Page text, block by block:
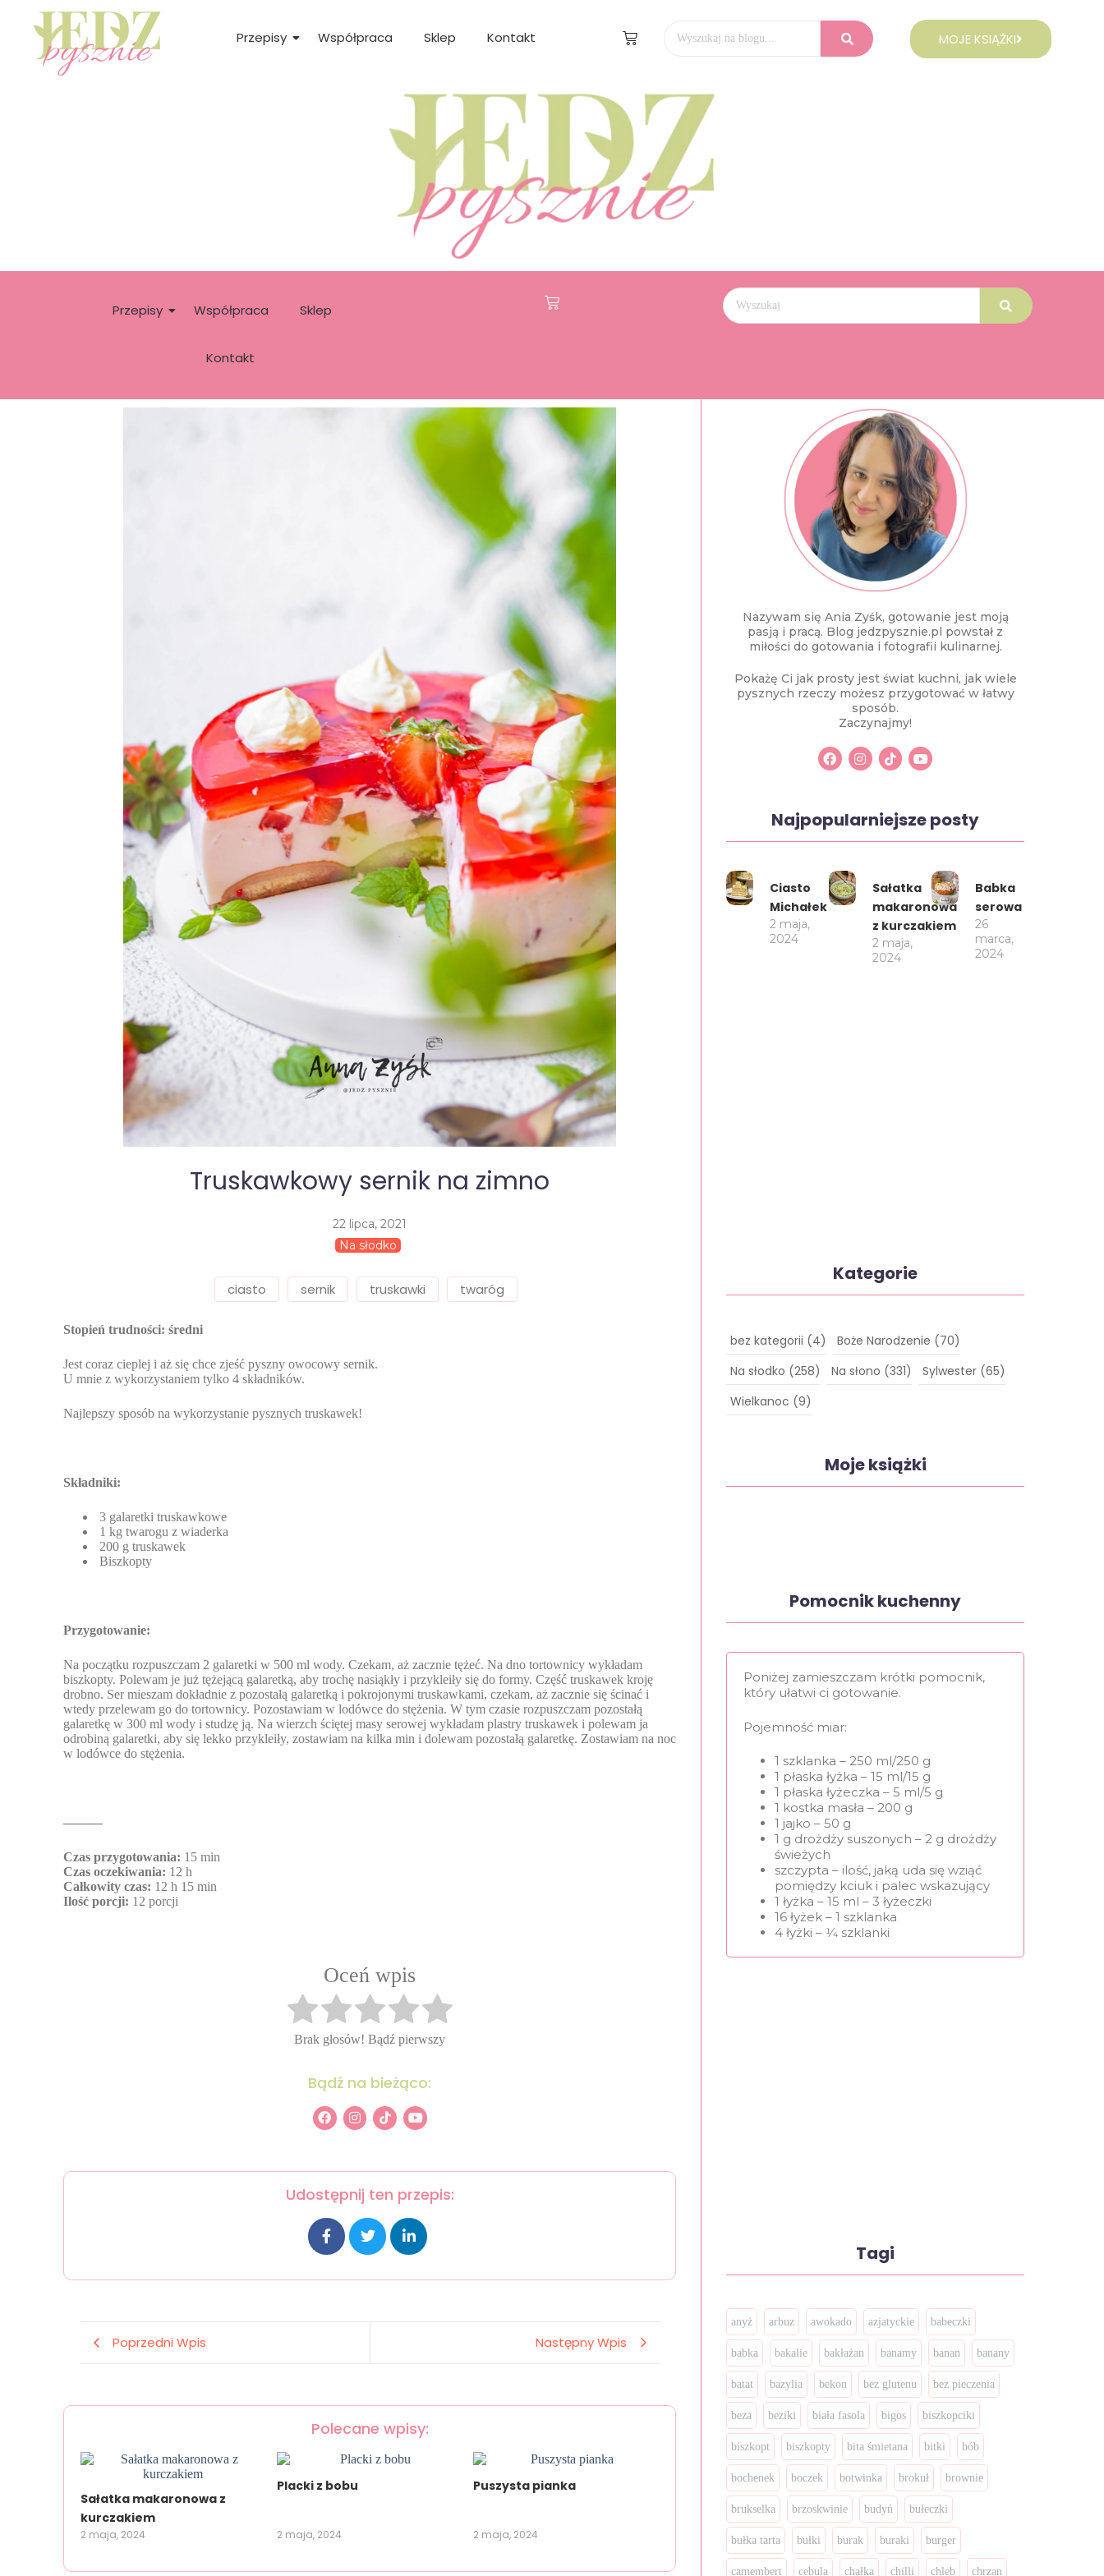
Przepisy Współpraca Sklep Kontakt MOJE KSIĄŻKI
Przepisy Współpraca Sklep
Kontakt
Truskawkowy sernik na zimno
22 lipca, 2021
Na słodko
ciasto sernik truskawki twaróg
Stopień trudności: średni
Jest coraz cieplej i aż się chce zjeść pyszny owocowy sernik.
U mnie z wykorzystaniem tylko 4 składników.
Najlepszy sposób na wykorzystanie pysznych truskawek!
Składniki:
3 galaretki truskawkowe
1 kg twarogu z wiaderka
200 g truskawek
Biszkopty
Przygotowanie:
Na początku rozpuszczam 2 galaretki w 500 ml wody. Czekam, aż zacznie tężeć. Na dno tortownicy wykładam
biszkopty. Polewam je już tężejącą galaretką, aby trochę nasiąkły i przykleiły się do formy. Część truskawek kroję
drobno. Ser mieszam dokładnie z pozostałą galaretką i pokrojonymi truskawkami, czekam, aż zacznie się ścinać i
wtedy przelewam go do tortownicy. Pozostawiam w lodówce do stężenia. W tym czasie rozpuszczam pozostałą
galaretkę w 300 ml wody i studzę ją. Na wierzch ściętej masy serowej wykładam plastry truskawek i polewam ja
odrobiną galaretki, aby się lekko przykleiły, zostawiam na kilka min i dolewam pozostałą galaretkę. Zostawiam na noc
w lodówce do stężenia.
———
Czas przygotowania: 15 min
Czas oczekiwania: 12 h
Całkowity czas: 12 h 15 min
Ilość porcji: 12 porcji
Oceń wpis
Brak głosów! Bądź pierwszy
Bądź na bieżąco:
Udostępnij ten przepis:
Poprzedni Wpis Następny Wpis
Polecane wpisy:
Sałatka makaronowa z
kurczakiem
2 maja, 2024
Placki z bobu
2 maja, 2024
Puszysta pianka
2 maja, 2024
Nazywam się Ania Zyśk, gotowanie jest moją
pasją i pracą. Blog jedzpysznie.pl powstał z
miłości do gotowania i fotografii kulinarnej.
Pokażę Ci jak prosty jest świat kuchni, jak wiele
pysznych rzeczy możesz przygotować w łatwy
sposób.
Zaczynajmy!
Najpopularniejsze posty
Ciasto
Michałek
2 maja,
2024
Sałatka
makaronowa
z kurczakiem
2 maja,
2024
Babka
serowa
26
marca,
2024
Kategorie
bez kategorii (4) Boże Narodzenie (70)
Na słodko (258) Na słono (331) Sylwester (65)
Wielkanoc (9)
Moje książki
Pomocnik kuchenny
Poniżej zamieszczam krótki pomocnik,
który ułatwi ci gotowanie.
Pojemność miar:
1 szklanka – 250 ml/250 g
1 płaska łyżka – 15 ml/15 g
1 płaska łyżeczka – 5 ml/5 g
1 kostka masła – 200 g
1 jajko – 50 g
1 g drożdży suszonych – 2 g drożdży
świeżych
szczypta – ilość, jaką uda się wziąć
pomiędzy kciuk i palec wskazujący
1 łyżka – 15 ml – 3 łyżeczki
16 łyżek – 1 szklanka
4 łyżki – 1⁄4 szklanki
Tagi
anyż arbuz awokado azjatyckie babeczki
babka bakalie bakłażan banamy banan banany
batat bazylia bekon bez glutenu bez pieczenia
beza beziki biała fasola bigos biszkopciki
biszkopt biszkopty bita śmietana bitki bób
bochenek boczek botwinka brokuł brownie
brukselka brzoskwinie budyń bułeczki
bułka tarta bułki burak buraki burger
camembert cebula chałka chilli chleb chrzan